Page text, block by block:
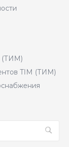
(ТИМ)
TIM (ТИМ)